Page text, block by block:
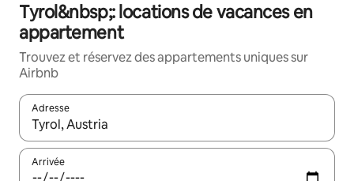
Tyrol&nbsp;: locations de vacances en
appartement
Trouvez et réservez des appartements uniques sur
Airbnb
Adresse
Lorsque les résultats s'affichent, utilisez les flèches vers le
Arrivée